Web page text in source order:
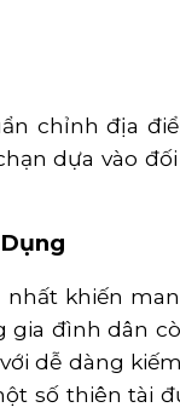
chỉnh địa
dựa vào
khiến
gia đình dân
dễ dàng
số thiên tài